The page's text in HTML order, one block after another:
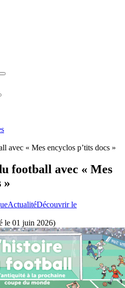
avec « Mes encyclos p’tits docs »
football avec « Mes
»
ActualitéDécouvrir le
le 01 juin 2026)